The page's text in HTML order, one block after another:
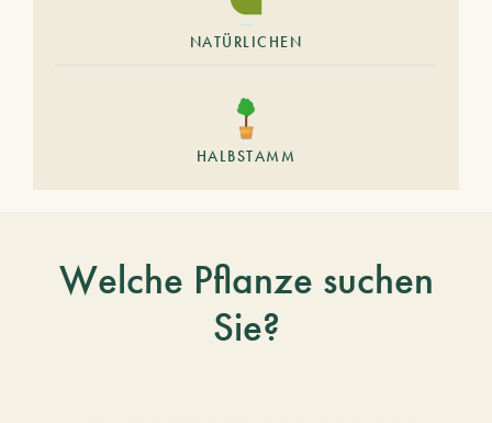
NATÜRLICHEN
HALBSTAMM
Welche Pflanze suchen
Sie?